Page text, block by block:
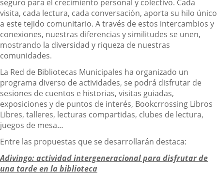
seguro para el crecimiento personal y colectivo. Cada
visita, cada lectura, cada conversación, aporta su hilo único
a este tejido comunitario. A través de estos intercambios y
conexiones, nuestras diferencias y similitudes se unen,
mostrando la diversidad y riqueza de nuestras
comunidades.
La Red de Bibliotecas Municipales ha organizado un
programa diverso de actividades, se podrá disfrutar de
sesiones de cuentos e historias, visitas guiadas,
exposiciones y de puntos de interés, Bookcrrossing Libros
Libres, talleres, lecturas compartidas, clubes de lectura,
juegos de mesa…
Entre las propuestas que se desarrollarán destaca:
Adivingo: actividad intergeneracional para disfrutar de
una tarde en la biblioteca